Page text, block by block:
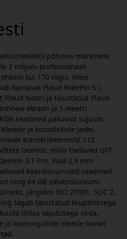
põhinev märkmete
2 miljoni professionaali
kui 170 riigis. Meie
kantavat Plaud NotePin S-i,
Note’i ja täiustatud Plaud
ekraan ja 5 meetri
seadmed pakuvad sujuvat
ja koosolekute jaoks,
transkribeerimist 112
loomist, mida toetavad GPT-
3.1 Pro. Vaid 2,9 mm
kaardisuurused seadmed
ning 64 GB salvestusruumi.
järgides ISO 27001, SOC 2,
tagab täiustatud krüptimisega
lihtsa vajutusega seda,
ja loominguliste ideede teavet